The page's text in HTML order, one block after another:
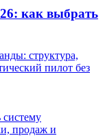
как выбрать
структура,
пилот без